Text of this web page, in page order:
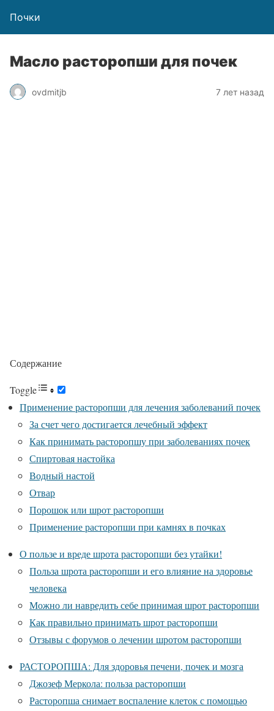
Почки
Масло расторопши для почек
ovdmitjb 7 лет назад
Содержание
Toggle
Применение расторопши для лечения заболеваний почек
За счет чего достигается лечебный эффект
Как принимать расторопшу при заболеваниях почек
Спиртовая настойка
Водный настой
Отвар
Порошок или шрот расторопши
Применение расторопши при камнях в почках
О пользе и вреде шрота расторопши без утайки!
Польза шрота расторопши и его влияние на здоровье
человека
Можно ли навредить себе принимая шрот расторопши
Как правильно принимать шрот расторопши
Отзывы с форумов о лечении шротом расторопши
РАСТОРОПША: Для здоровья печени, почек и мозга
Джозеф Меркола: польза расторопши
Расторопша снимает воспаление клеток с помощью